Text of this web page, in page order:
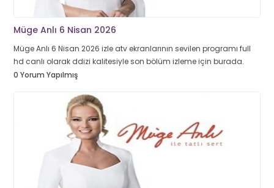
Müge Anlı 6 Nisan 2026
Müge Anlı 6 Nisan 2026 izle atv ekranlarının sevilen programı full
hd canlı olarak ddizi kalitesiyle son bölüm izleme için burada.
0 Yorum Yapılmış